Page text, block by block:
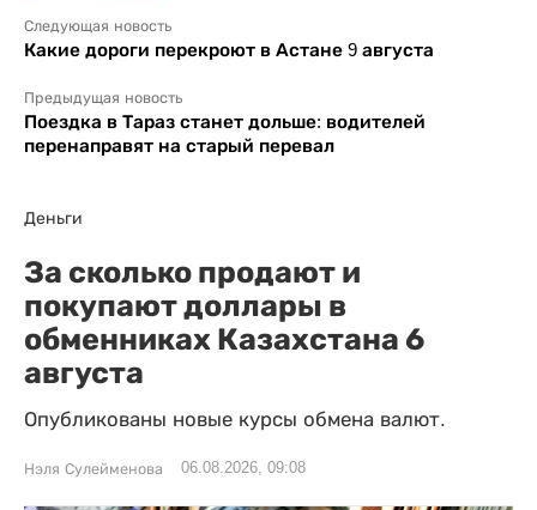
Следующая новость
Какие дороги перекроют в Астане 9 августа
Предыдущая новость
Поездка в Тараз станет дольше: водителей
перенаправят на старый перевал
Деньги
За сколько продают и
покупают доллары в
обменниках Казахстана 6
августа
Опубликованы новые курсы обмена валют.
Нэля Сулейменова 06.08.2026, 09:08